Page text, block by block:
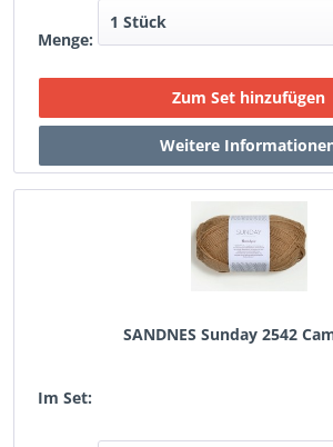
Menge:
SANDNES Sunday 2542
Im Set: